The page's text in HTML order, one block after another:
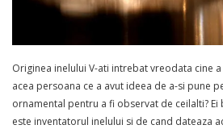
Originea inelului V-ati intrebat vreodata cine
acea persoana ce a avut ideea de a-si pune
ornamental pentru a fi observat de ceilalti? Ei
este inventatorul inelului si de cand dateaza